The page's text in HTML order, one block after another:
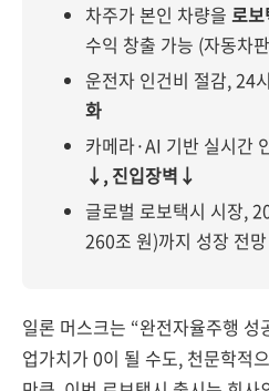
차주가 본인 차량을 로
수익 창출 가능 (자동차
운전자 인건비 절감, 24
화
카메라·AI 기반 실시간
↓, 진입장벽↓
글로벌 로보택시 시장,
260조 원)까지 성장 전망
일론 머스크는 “완전자율주행 성
업가치가 0이 될 수도, 천문학적